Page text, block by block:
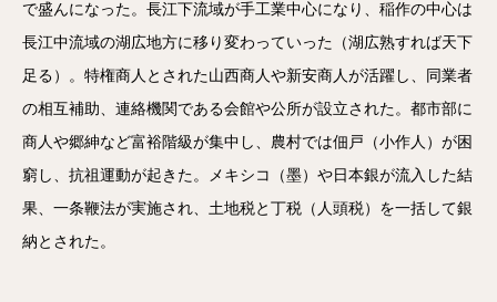
で盛んになった。長江下流域が手工業中心になり、稲作の中心は
長江中流域の湖広地方に移り変わっていった（湖広熟すれば天下
足る）。特権商人とされた山西商人や新安商人が活躍し、同業者
の相互補助、連絡機関である会館や公所が設立された。都市部に
商人や郷紳など富裕階級が集中し、農村では佃戸（小作人）が困
窮し、抗祖運動が起きた。メキシコ（墨）や日本銀が流入した結
果、一条鞭法が実施され、土地税と丁税（人頭税）を一括して銀
納とされた。